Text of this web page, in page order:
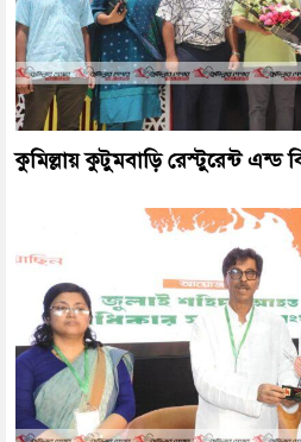
কুমিল্লায় কুটুমবাড়ি রেস্টুরেন্ট এন্ড